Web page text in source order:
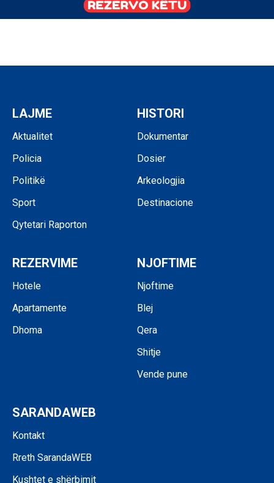
LAJME
Aktualitet
Policia
Politikë
Sport
Qytetari Raporton
HISTORI
Dokumentar
Dosier
Arkeologjia
Destinacione
REZERVIME
Hotele
Apartamente
Dhoma
NJOFTIME
Njoftime
Blej
Qera
Shitje
Vende pune
SARANDAWEB
Kontakt
Rreth SarandaWEB
Kushtet e shërbimit